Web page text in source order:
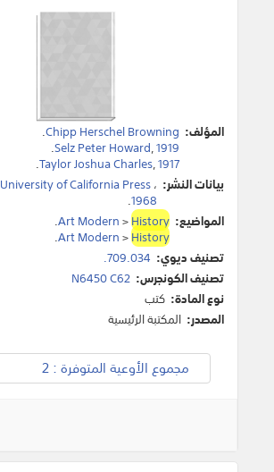
المؤلف: Chipp Herschel Browning
.
Selz Peter Howard,1919
.
Taylor Joshua Charles,1917
.
بيانات النشر: University of California Press،
1968
.
المواضيع:
Art Modern>History
.
Art Modern>History
.
تصنيف ديوي: 709.034.
تصنيف الكونجرس: N6450 C62
نوع المادة: كتب
المصدر: المكتبة الرئيسية
مجموع الأوعية المتوفرة : 2